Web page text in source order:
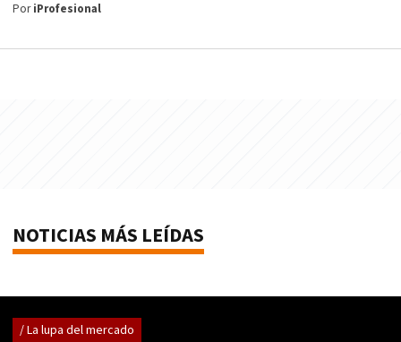
PoriProfesional
NOTICIAS MÁS LEÍDAS
/ La lupa del mercado